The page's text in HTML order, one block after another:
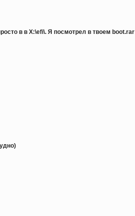
вв X:\efi\. Я посмотрел в твоем